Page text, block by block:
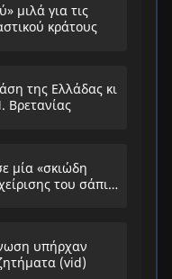
μιλά για τις
κράτους
της Ελλάδας κι
Βρετανίας
μία «σκιώδη
του σάπιου
υπήρχαν
(vid)